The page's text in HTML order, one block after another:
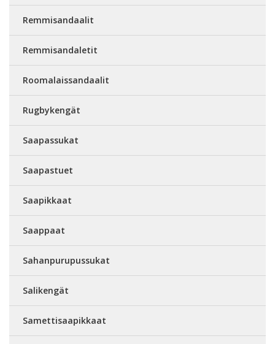
Remmisandaalit
Remmisandaletit
Roomalaissandaalit
Rugbykengät
Saapassukat
Saapastuet
Saapikkaat
Saappaat
Sahanpurupussukat
Salikengät
Samettisaapikkaat